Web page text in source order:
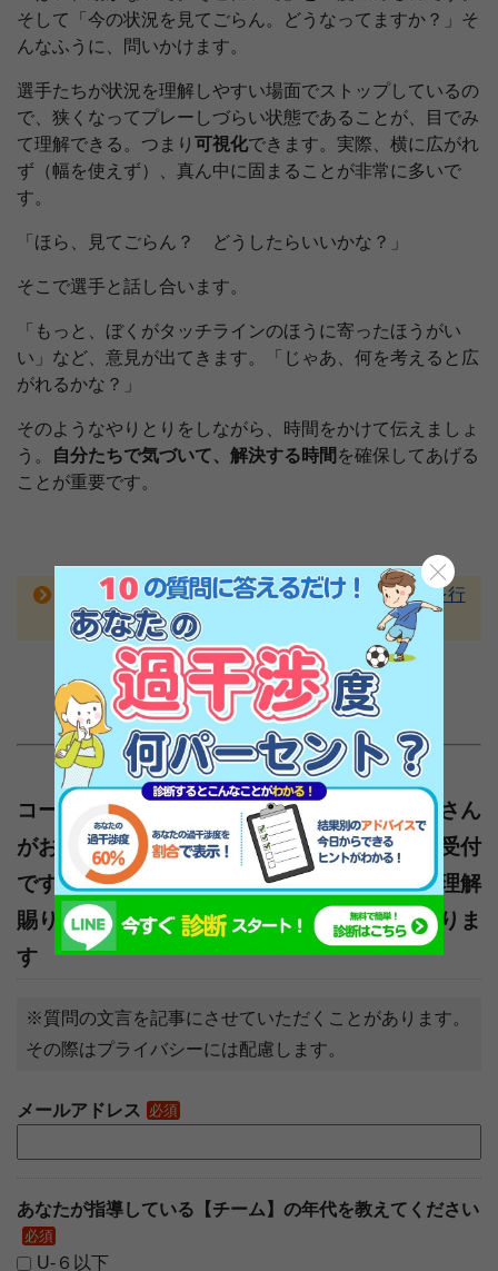
そして「今の状況を見てごらん。どうなってますか？」そ
んなふうに、問いかけます。
選手たちが状況を理解しやすい場面でストップしているの
で、狭くなってプレーしづらい状態であることが、目でみ
て理解できる。つまり 可視化できます。実際、横に広がれ
ず（幅を使えず）、真ん中に固まることが非常に多いで
す。
「ほら、見てごらん？ どうしたらいいかな？」
そこで選手と話し合います。
「もっと、ぼくがタッチラインのほうに寄ったほうがい
い」など、意見が出てきます。「じゃあ、何を考えると広
がれるかな？」
そのようなやりとりをしながら、時間をかけて伝えましょ
う。
自分たちで気づいて、解決する時間 を確保してあげる
ことが重要です。
幅と深さを学ぶためにオランダでは「５対２」を行
1 2 次のページ
コーチからの【チーム指導の悩み】に池上正さん
がお答えします ※チーム指導者からの相談受付
です。「わが子」の悩み相談ではない旨、ご理解
賜りますようお願い申し上げます※記事になりま
す
※質問の文言を記事にさせていただくことがあります。
その際はプライバシーには配慮します。
メールアドレス 必須
あなたが指導している【チーム】の年代を教えてください
必須
U-６以下